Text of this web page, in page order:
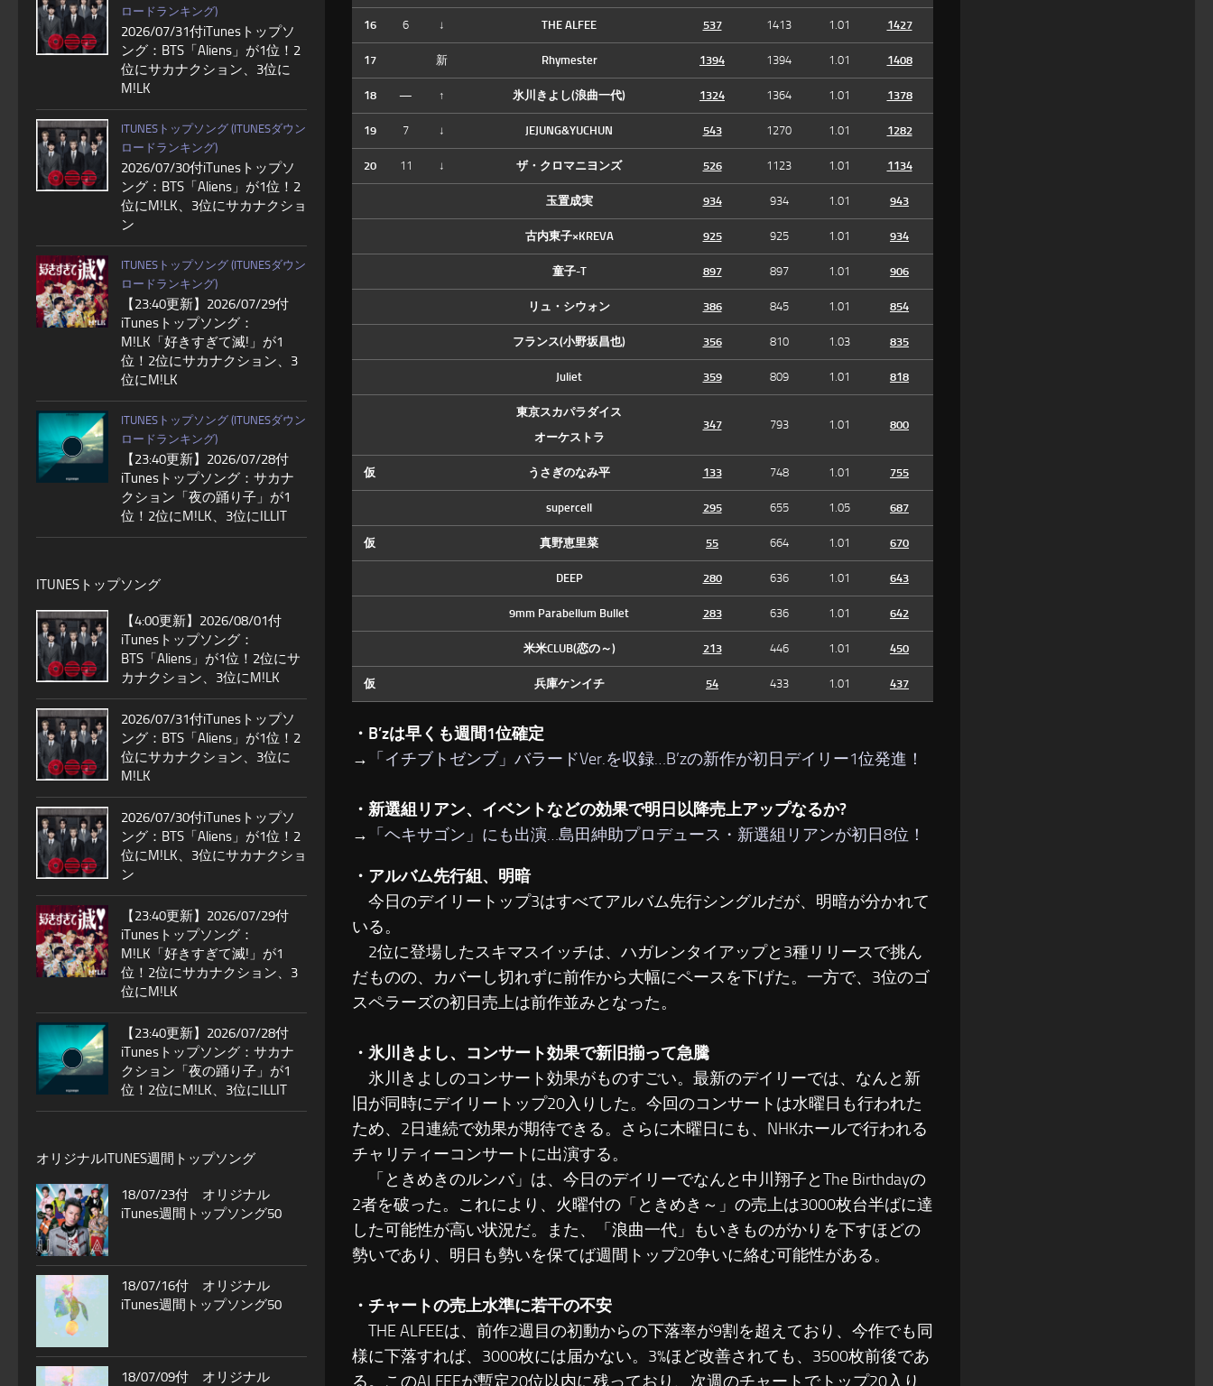
16 6 ↓ THE ALFEE 537 1413 1.01 1427
17 新 Rhymester 1394 1394 1.01 1408
18 — ↑ 氷川きよし(浪曲一代) 1324 1364 1.01 1378
19 7 ↓ JEJUNG&YUCHUN 543 1270 1.01 1282
20 11 ↓ ザ・クロマニヨンズ 526 1123 1.01 1134
玉置成実 934 934 1.01 943
古内東子×KREVA 925 925 1.01 934
童子-T 897 897 1.01 906
リュ・シウォン 386 845 1.01 854
フランス(小野坂昌也) 356 810 1.03 835
Juliet 359 809 1.01 818
東京スカパラダイス
オーケストラ
347 793 1.01 800
仮 うさぎのなみ平 133 748 1.01 755
supercell 295 655 1.05 687
仮 真野恵里菜 55 664 1.01 670
DEEP 280 636 1.01 643
9mm Parabellum Bullet 283 636 1.01 642
米米CLUB(恋の～) 213 446 1.01 450
仮 兵庫ケンイチ 54 433 1.01 437
・B’zは早くも週間1位確定
→ 「イチブトゼンブ」バラードVer.を収録…B’zの新作が初日デイリー1位発進！
・新選組リアン、イベントなどの効果で明日以降売上アップなるか?
→ 「ヘキサゴン」にも出演…島田紳助プロデュース・新選組リアンが初日8位！
・アルバム先行組、明暗
今日のデイリートップ3はすべてアルバム先行シングルだが、明暗が分かれて
いる。
2位に登場したスキマスイッチは、ハガレンタイアップと3種リリースで挑ん
だものの、カバーし切れずに前作から大幅にペースを下げた。一方で、3位のゴ
スペラーズの初日売上は前作並みとなった。
・氷川きよし、コンサート効果で新旧揃って急騰
氷川きよしのコンサート効果がものすごい。最新のデイリーでは、なんと新
旧が同時にデイリートップ20入りした。今回のコンサートは水曜日も行われた
ため、2日連続で効果が期待できる。さらに木曜日にも、NHKホールで行われる
チャリティーコンサートに出演する。
「ときめきのルンバ」は、今日のデイリーでなんと中川翔子とThe Birthdayの
2者を破った。これにより、火曜付の「ときめき～」の売上は3000枚台半ばに達
した可能性が高い状況だ。また、「浪曲一代」もいきものがかりを下すほどの
勢いであり、明日も勢いを保てば週間トップ20争いに絡む可能性がある。
・チャートの売上水準に若干の不安
THE ALFEEは、前作2週目の初動からの下落率が9割を超えており、今作でも同
様に下落すれば、3000枚には届かない。3%ほど改善されても、3500枚前後であ
る。このALFEEが暫定20位以内に残っており、次週のチャートでトップ20入り
ロードランキング)
2026/07/31付iTunesトップソ
ング：BTS「Aliens」が1位！2
位にサカナクション、3位に
M!LK
ITUNESトップソング (ITUNESダウン
ロードランキング)
2026/07/30付iTunesトップソ
ング：BTS「Aliens」が1位！2
位にM!LK、3位にサカナクショ
ン
ITUNESトップソング (ITUNESダウン
ロードランキング)
【23:40更新】2026/07/29付
iTunesトップソング：
M!LK「好きすぎて滅!」が1
位！2位にサカナクション、3
位にM!LK
ITUNESトップソング (ITUNESダウン
ロードランキング)
【23:40更新】2026/07/28付
iTunesトップソング：サカナ
クション「夜の踊り子」が1
位！2位にM!LK、3位にILLIT
ITUNESトップソング
【4:00更新】2026/08/01付
iTunesトップソング：
BTS「Aliens」が1位！2位にサ
カナクション、3位にM!LK
2026/07/31付iTunesトップソ
ング：BTS「Aliens」が1位！2
位にサカナクション、3位に
M!LK
2026/07/30付iTunesトップソ
ング：BTS「Aliens」が1位！2
位にM!LK、3位にサカナクショ
ン
【23:40更新】2026/07/29付
iTunesトップソング：
M!LK「好きすぎて滅!」が1
位！2位にサカナクション、3
位にM!LK
【23:40更新】2026/07/28付
iTunesトップソング：サカナ
クション「夜の踊り子」が1
位！2位にM!LK、3位にILLIT
オリジナルITUNES週間トップソング
18/07/23付 オリジナル
iTunes週間トップソング50
18/07/16付 オリジナル
iTunes週間トップソング50
18/07/09付 オリジナル